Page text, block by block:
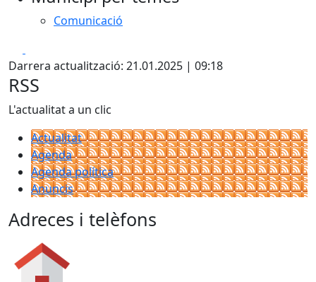
Comunicació
Darrera actualització: 21.01.2025 | 09:18
RSS
L'actualitat a un clic
Actualitat
Agenda
Agenda política
Anuncis
Adreces i telèfons